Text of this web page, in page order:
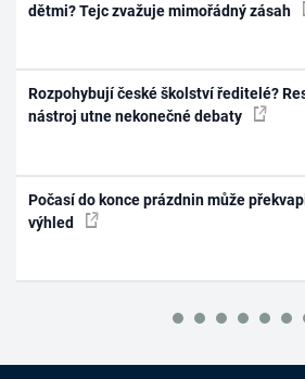
dětmi? Tejc zvažuje mimořádný zásah
Rozpohybují české školství ředitelé?
nástroj utne nekonečné debaty
Počasí do konce prázdnin může
výhled